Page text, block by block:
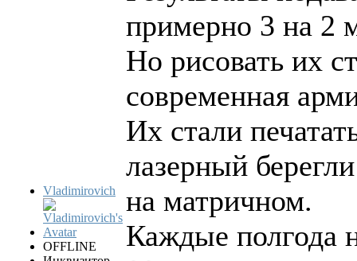
Vladimirovich
OFFLINE
примерно 3 на 2
Но рисовать их
современная
Их стали
лазерный
на матричном.
Каждые полгода